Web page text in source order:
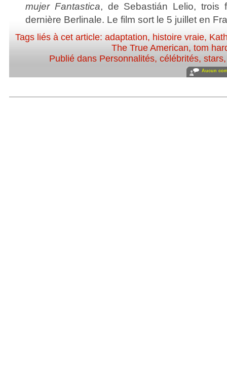
mujer Fantastica, de Sebastián Lelio, trois
dernière Berlinale. Le film sort le 5 juillet en
Tags liés à cet article: adaptation, histoire vraie,
The True American, tom
Publié dans Personnalités, célébrités, stars
Aucun